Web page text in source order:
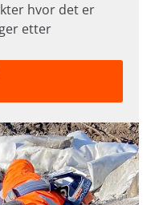
hvor det er
etter